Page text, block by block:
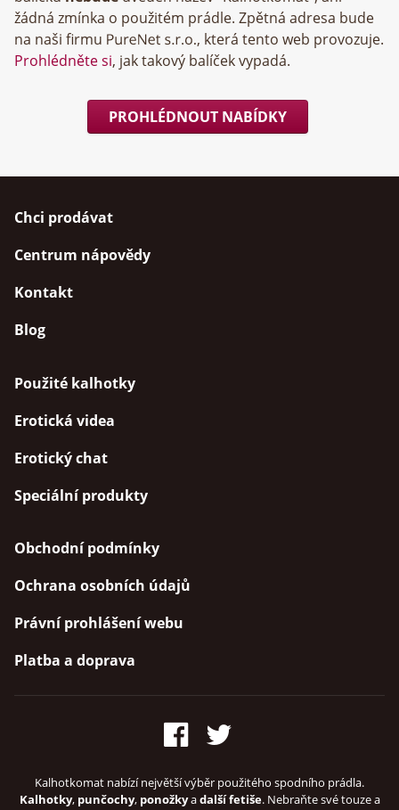
žádná zmínka o použitém prádle. Zpětná adresa bude
na naši firmu
, která tento web provozuje.
Prohlédněte si, jak takový balíček vypadá.
PROHLÉDNOUT NABÍDKY
Chci prodávat
Centrum nápovědy
Kontakt
Blog
Použité kalhotky
Erotická videa
Erotický chat
Speciální produkty
Obchodní podmínky
Ochrana osobních údajů
Právní prohlášení webu
Platba a doprava
Kalhotkomat nabízí největší výběr použitého spodního prádla.
Kalhotky, punčochy, ponožkyadalší fetiše. Nebraňte své touze a